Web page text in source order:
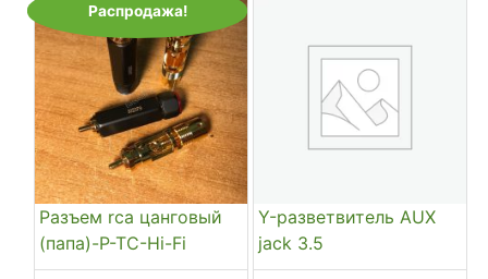
Распродажа!
Разъем rca цанговый
(папа)-P-TC-Hi-Fi
Y-разветвитель AUX
jack 3.5